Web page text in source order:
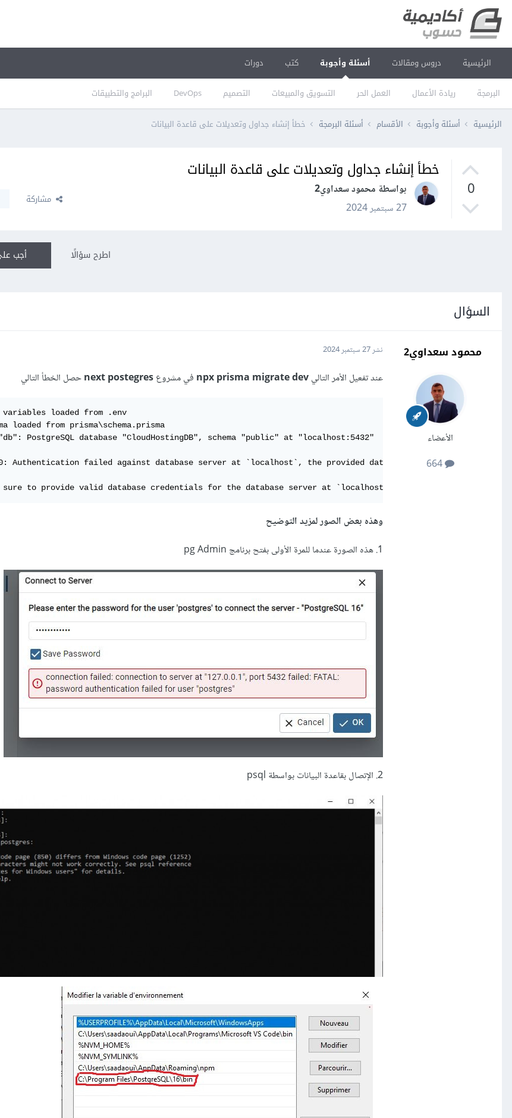
الرئيسية دروس ومقالات أسئلة وأجوبة
البرمجة ريادة الأعمال العمل الحر التسويق والمبيعات التصميم DevOps البرامج والتطبيقات
كتب دورات
الرئيسية أسئلة وأجوبة الأقسام أسئلة البرمجة خطأ إنشاء جداول وتعديلات على قاعدة البيانات
0
خطأ إنشاء جداول وتعديلات على قاعدة البيانات
بواسطة محمود سعداوي2
27 سبتمبر 2024
مشاركة
أجب اطرح سؤالًا
السؤال
محمود سعداوي2
الأعضاء
664
نشر27 سبتمبر 2024
عند تفعيل الأمر التاليnpx prisma migrate dev في مشروعnext postegresحصل الخطأ التالي
variables loaded from .env
loaded from prisma\schema.prisma
PostgreSQL database "CloudHostingDB", schema "public" at "localhost:5432"
Authentication failed against database server at `localhost`, the provided database credentials for
sure to provide valid database credentials for the database server at `localhost`.
وهذه بعض الصور لمزيد التوضيح
1. هذه الصورة عندما للمرة الأولى بفتح برنامج pg Admin
2. الإتصال بقاعدة البيانات بواسطة psql